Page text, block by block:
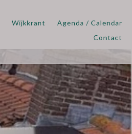
Wijkkrant
Agenda / Calendar
Contact